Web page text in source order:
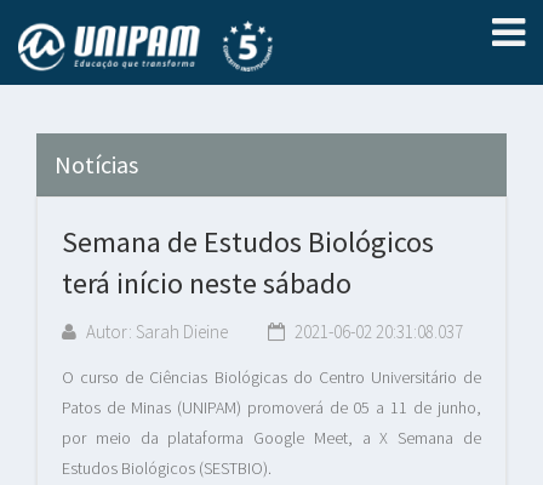
Notícias
Semana de Estudos Biológicos
terá início neste sábado
Autor: Sarah Dieine 2021-06-02 20:31:08.037
O curso de Ciências Biológicas do Centro Universitário de
Patos de Minas (UNIPAM) promoverá de 05 a 11 de junho,
por meio da plataforma Google Meet, a X Semana de
Estudos Biológicos (SESTBIO).